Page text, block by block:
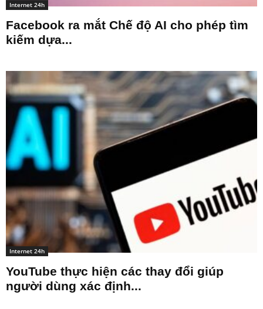
Internet 24h
Facebook ra mắt Chế độ AI cho phép tìm
kiếm dựa...
Internet 24h
YouTube thực hiện các thay đổi giúp
người dùng xác định...